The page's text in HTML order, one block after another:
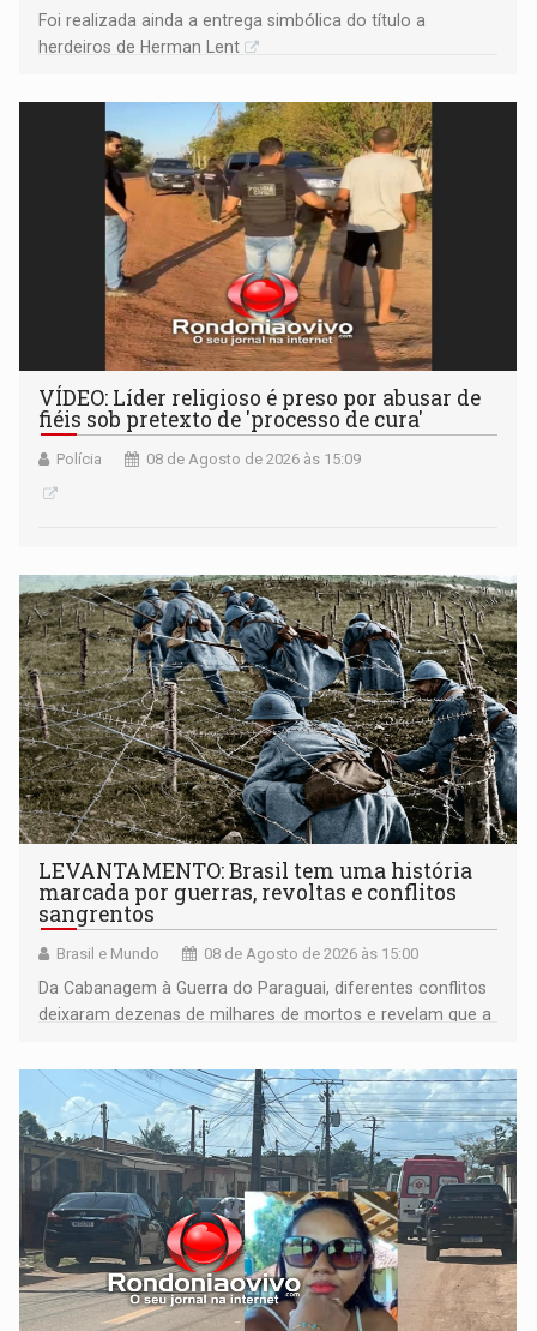
Foi realizada ainda a entrega simbólica do título a
herdeiros de Herman Lent
VÍDEO: Líder religioso é preso por abusar de
fiéis sob pretexto de 'processo de cura'
Polícia 08 de Agosto de 2026 às 15:09
LEVANTAMENTO: Brasil tem uma história
marcada por guerras, revoltas e conflitos
sangrentos
Brasil e Mundo 08 de Agosto de 2026 às 15:00
Da Cabanagem à Guerra do Paraguai, diferentes conflitos
deixaram dezenas de milhares de mortos e revelam que a
territoriais e sociais